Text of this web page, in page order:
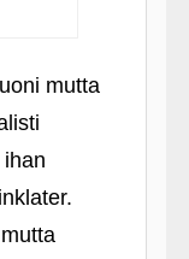
mutta